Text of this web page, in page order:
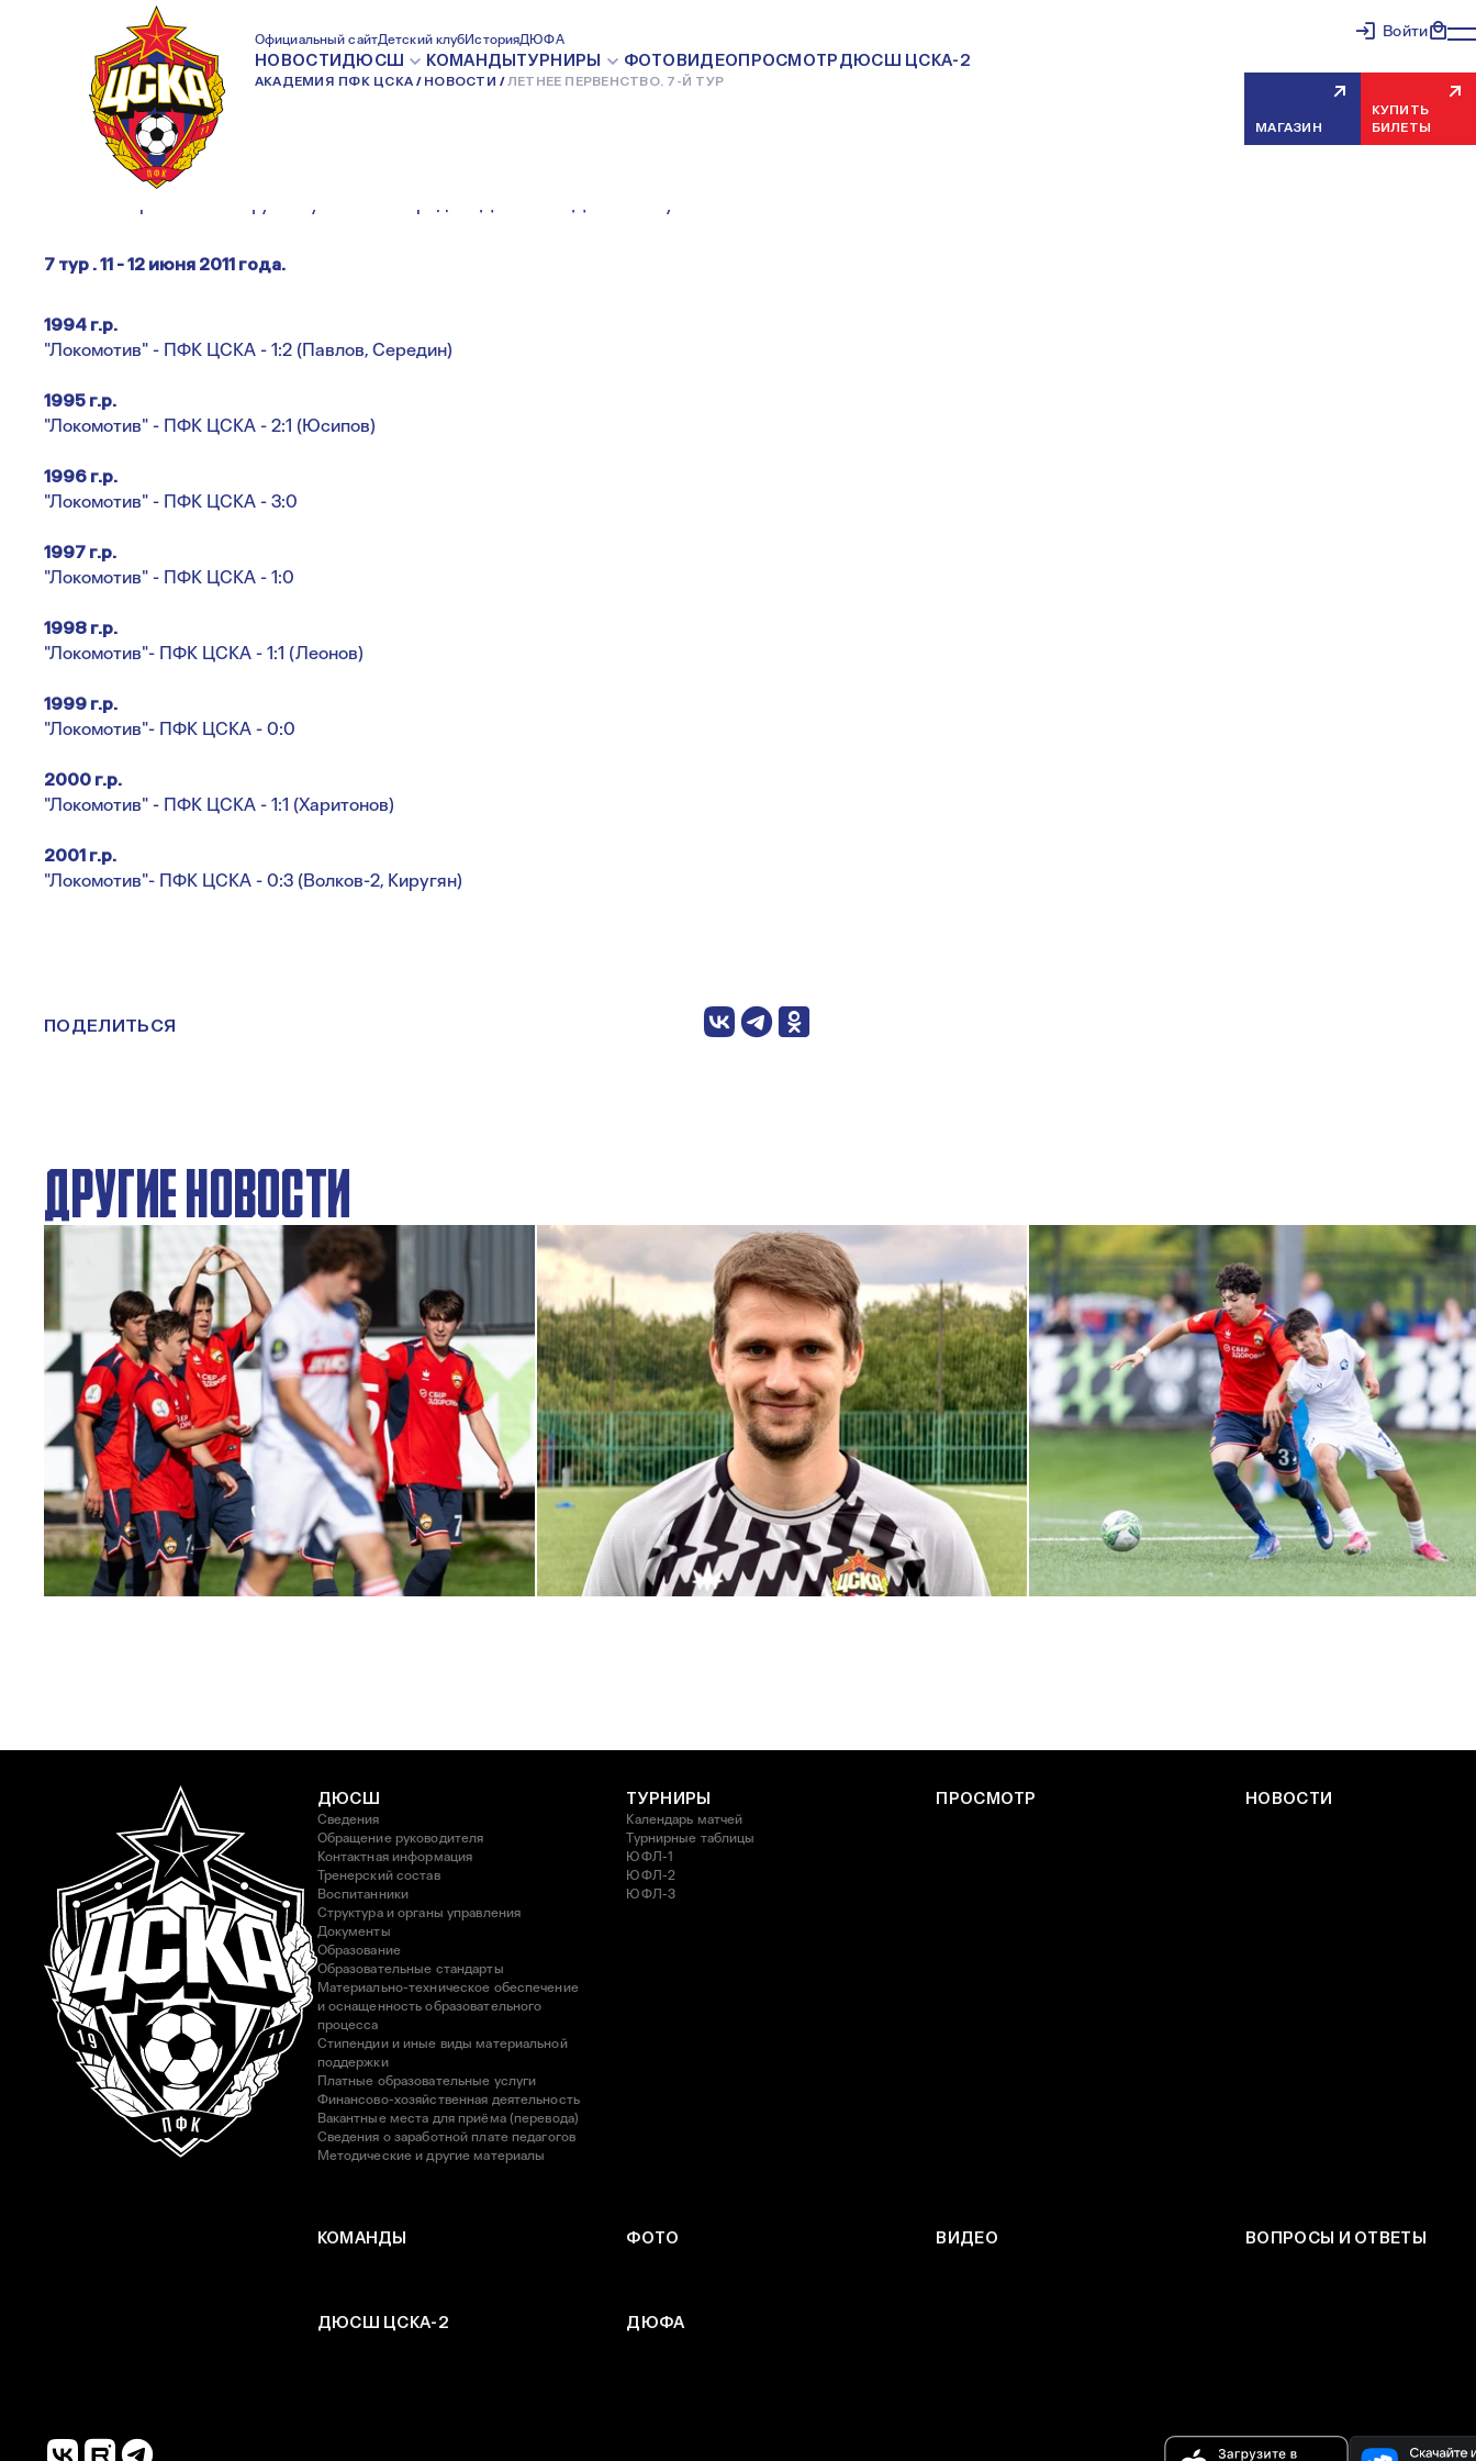
Официальный сайтДетский клубИсторияДЮФА
НОВОСТИДЮСШ КОМАНДЫТУРНИРЫ ФОТОВИДЕОПРОСМОТРДЮСШ ЦСКА-2
АКАДЕМИЯ ПФК ЦСКА НОВОСТИ ЛЕТНЕЕ ПЕРВЕНСТВО. 7-Й ТУР
Войти
МАГАЗИН
КУПИТЬ
БИЛЕТЫ
ЛЕТНЕЕ ПЕРВЕНСТВО. 7-Й ТУР
7 тур . 11 - 12 июня 2011 года.
1994 г.р.
"Локомотив" - ПФК ЦСКА - 1:2 (Павлов, Середин)
1995 г.р.
"Локомотив" - ПФК ЦСКА - 2:1 (Юсипов)
1996 г.р.
"Локомотив" - ПФК ЦСКА - 3:0
1997 г.р.
"Локомотив" - ПФК ЦСКА - 1:0
1998 г.р.
"Локомотив"- ПФК ЦСКА - 1:1 (Леонов)
1999 г.р.
"Локомотив"- ПФК ЦСКА - 0:0
2000 г.р.
"Локомотив" - ПФК ЦСКА - 1:1 (Харитонов)
2001 г.р.
"Локомотив"- ПФК ЦСКА - 0:3 (Волков-2, Киругян)
ПОДЕЛИТЬСЯ
ДРУГИЕ НОВОСТИ
ЮФЛ: Московское дерби на «Октябре»
3 АВГУСТА 2026 14:15
С возвращением в родной клуб, Антон Александрович!
27 ИЮЛЯ 2026 14:40
ЮФЛ: Армейцы приняли «Чертаново»
ДЮСШ
Сведения
Обращение руководителя
Контактная информация
Тренерский состав
Воспитанники
Структура и органы управления
Документы
Образование
Образовательные стандарты
Материально-техническое обеспечение
и оснащенность образовательного
процесса
Стипендии и иные виды материальной
поддержки
Платные образовательные услуги
Финансово-хозяйственная деятельность
Вакантные места для приёма (перевода)
Сведения о заработной плате педагогов
Методические и другие материалы
ТУРНИРЫ
Календарь матчей
Турнирные таблицы
ЮФЛ-1
ЮФЛ-2
ЮФЛ-3
ПРОСМОТР НОВОСТИ
КОМАНДЫ ФОТО ВИДЕО ВОПРОСЫ И ОТВЕТЫ
ДЮСШ ЦСКА-2 ДЮФА